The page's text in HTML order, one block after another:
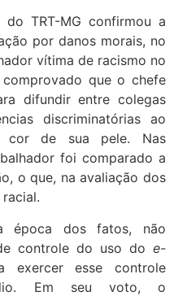
TRT-MG confirmou a
por danos morais, no
vítima de racismo no
que o chefe
difundir entre colegas
discriminatórias ao
cor de sua pele. Nas
foi comparado a
o que, na avaliação dos
época dos fatos, não
controle do uso do e-
exercer esse controle
Em seu voto, o